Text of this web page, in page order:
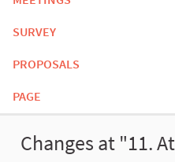
SURVEY
PROPOSALS
PAGE
Changes at "11.